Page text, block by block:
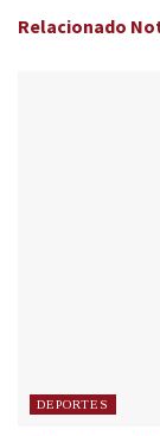
Relacionado
DEPORTES